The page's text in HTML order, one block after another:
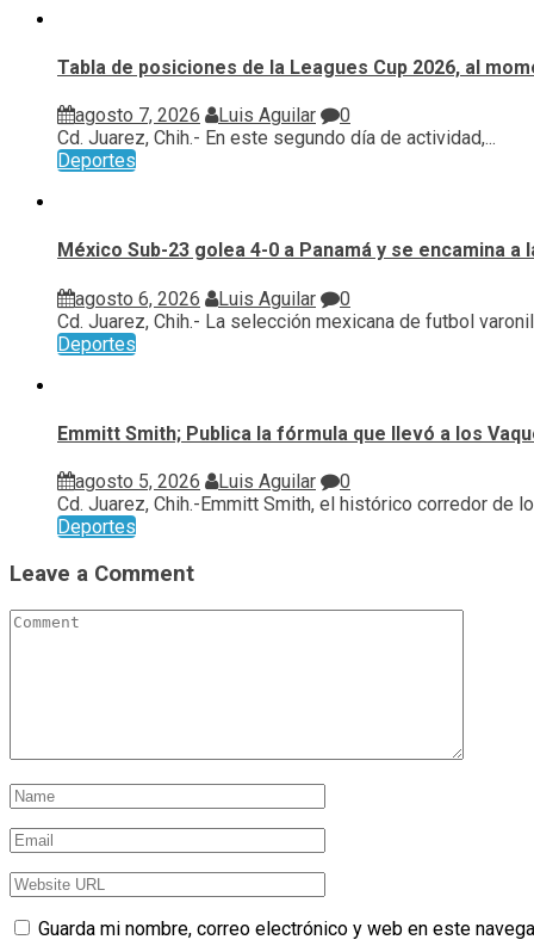
Tabla de posiciones de la Leagues Cup 2026, al
agosto 7, 2026 Luis Aguilar
0
Cd. Juarez, Chih.- En este segundo día de actividad,...
Deportes
México Sub-23 golea 4-0 a Panamá y se encamina
agosto 6, 2026 Luis Aguilar
0
Cd. Juarez, Chih.- La selección mexicana de futbol
Deportes
Emmitt Smith; Publica la fórmula que llevó a los
agosto 5, 2026 Luis Aguilar
0
Cd. Juarez, Chih.-Emmitt Smith, el histórico corredor de
Deportes
Leave a Comment
Guarda mi nombre, correo electrónico y web en este